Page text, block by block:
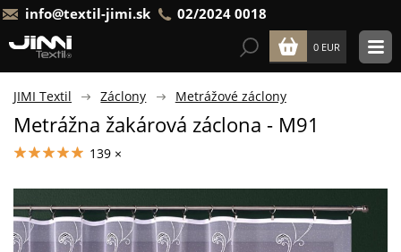
info@textil-jimi.sk 02/2024 0018
0 EUR
JIMI Textil Záclony Metrážové záclony
Metrážna žakárová záclona - M91
139 ×